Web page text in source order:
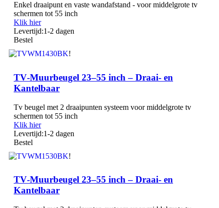
Enkel draaipunt en vaste wandafstand - voor middelgrote tv
schermen tot 55 inch
Klik hier
Levertijd:1-2 dagen
Bestel
TV‑Muurbeugel 23–55 inch – Draai‑ en
Kantelbaar
Tv beugel met 2 draaipunten systeem voor middelgrote tv
schermen tot 55 inch
Klik hier
Levertijd:1-2 dagen
Bestel
!
TV‑Muurbeugel 23–55 inch – Draai‑ en
Kantelbaar
!